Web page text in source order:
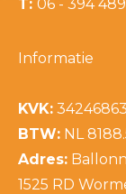
T: 06 - 394
Informatie
KVK: 34246863
BTW: NL
Adres:
1525 RD